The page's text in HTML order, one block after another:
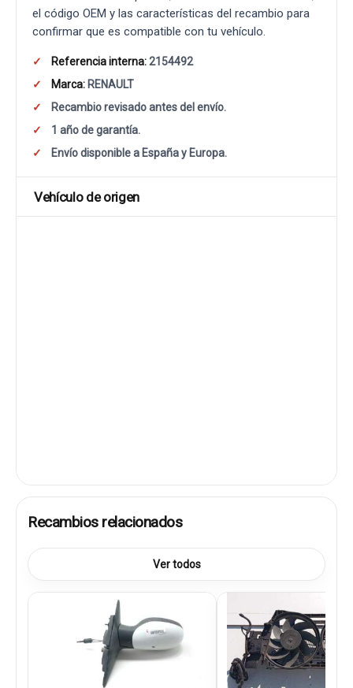
el código OEM y las características del recambio para
confirmar que es compatible con tu vehículo.
Referencia interna:2154492
Marca: RENAULT
Recambio revisado antes del envío.
1 año de garantía.
Envío disponible a España y Europa.
Vehículo de origen
Recambios relacionados
Ver todos